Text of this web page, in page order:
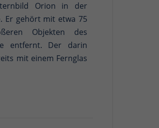
Orion in der
Er gehört mit etwa 75
Objekten des
entfernt. Der darin
mit einem Fernglas